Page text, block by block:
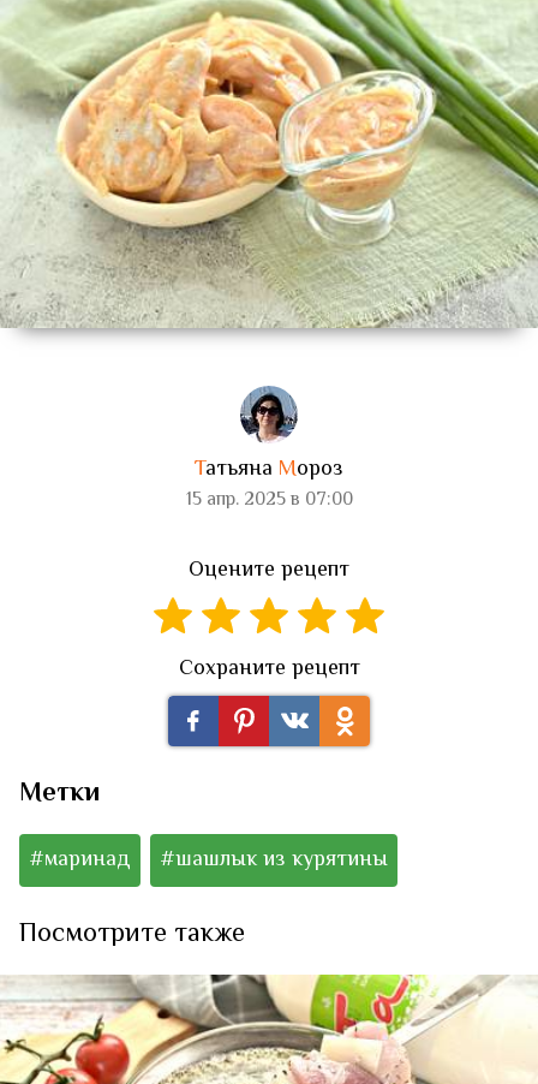
Татьяна Мороз
15 апр. 2025 в 07:00
Оцените рецепт
Сохраните рецепт
Метки
#маринад #шашлык из курятины
Посмотрите также